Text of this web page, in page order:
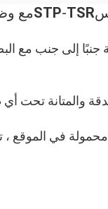
STP-TSR مع
جنبًا إلى جنب مع
والمتانة تحت
في الموقع ،